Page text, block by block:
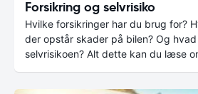
Forsikring og selvrisiko
Hvilke forsikringer har du brug for?
der opstår skader på bilen? Og
selvrisikoen? Alt dette kan du læse